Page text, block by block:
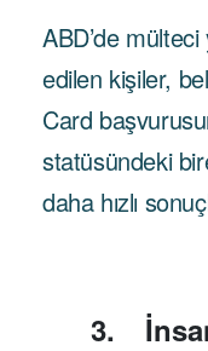
ABD’de mülteci
edilen kişiler,
Card
statüsündeki
daha hızlı
3.